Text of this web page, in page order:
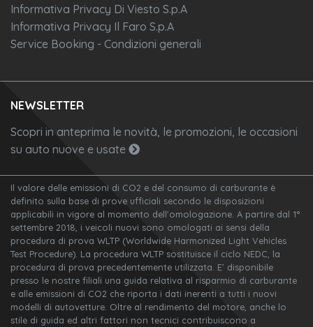
Informativa Privacy Di Viesto S.p.A
Informativa Privacy Il Faro S.p.A
Service Booking - Condizioni generali
NEWSLETTER
Scopri in anteprima le novità, le promozioni, le occasioni
su auto nuove e usate
Il valore delle emissioni di CO2 e del consumo di carburante è
definito sulla base di prove ufficiali secondo le disposizioni
applicabili in vigore al momento dell'omologazione. A partire dal 1°
settembre 2018, i veicoli nuovi sono omologati ai sensi della
procedura di prova WLTP (Worldwide Harmonized Light Vehicles
Test Procedure). La procedura WLTP sostituisce il ciclo NEDC, la
procedura di prova precedentemente utilizzata. E’ disponibile
presso le nostre filiali una guida relativa al risparmio di carburante
e alle emissioni di CO2 che riporta i dati inerenti a tutti i nuovi
modelli di autovetture. Oltre al rendimento del motore, anche lo
stile di guida ed altri fattori non tecnici contribuiscono a